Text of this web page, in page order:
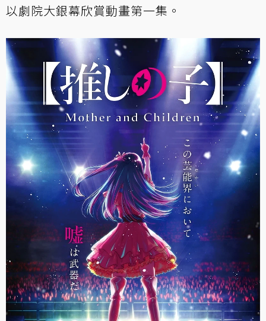
以劇院大銀幕欣賞動畫第一集。